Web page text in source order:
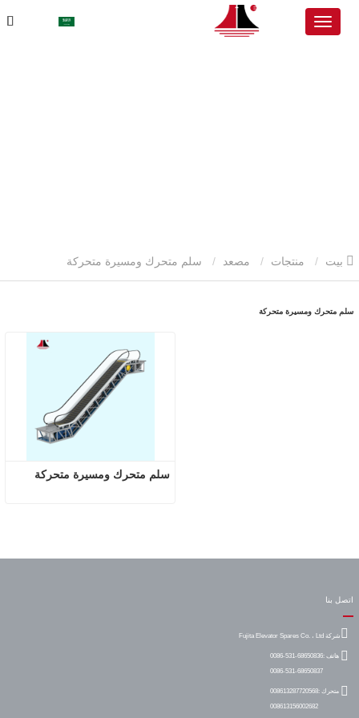
منتجات مصعد
سلم متحرك ومسيرة متحركة
سلم متحرك ومسيرة متحركة
اتصل بنا
شركة Fujita Elevator Spares Co. ، Ltd
هاتف :0086-531-68650836
0086-531-68650837
متحرك :008613287720568
008613156002682